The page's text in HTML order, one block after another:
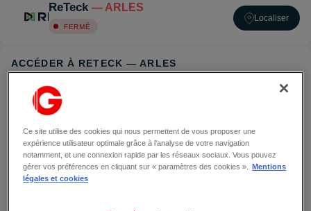
ReTeck — ARLES
FERMÉ
Localiser
ACCÉDER À RETECK — ARLES
Ce site utilise des cookies qui nous permettent de vous proposer une
expérience utilisateur optimale grâce à l’analyse de votre navigation
notamment, et une connexion rapide par les réseaux sociaux. Vous pouvez
gérer vos préférences en cliquant sur « paramètres des cookies ».
Mentions
légales et cookies